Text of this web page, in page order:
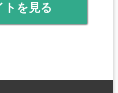
トを見る